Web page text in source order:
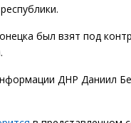
был взят под
ДНР Даниил